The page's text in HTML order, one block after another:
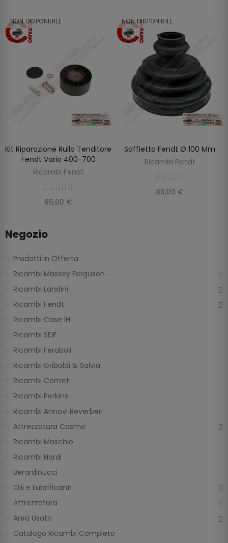
NON DISPONIBILE
SCOPRIRE
Kit Riparazione Rullo Tenditore
Fendt Vario 400-700
Ricambi Fendt
65,00 €
NON DISPONIBILE
SCOPRIRE
Soffietto Fendt Ø 100 Mm
Ricambi Fendt
80,00 €
Negozio
Prodotti in Offerta
Ricambi Massey Ferguson
Ricambi Landini
Ricambi Fendt
Ricambi Case IH
Ricambi SDF
Ricambi Feraboli
Ricambi Gribaldi & Salvia
Ricambi Comet
Ricambi Perkins
Ricambi Annovi Reverberi
Attrezzatura Cosmo
Ricambi Maschio
Ricambi Nardi
Berardinucci
Olii e Lubrificanti
Attrezzatura
Area Usato
Catalogo Ricambi Completo